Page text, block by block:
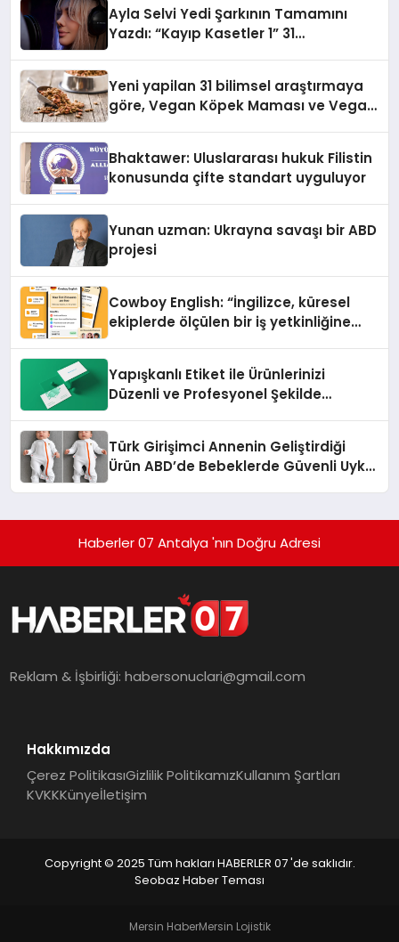
Ayla Selvi Yedi Şarkının Tamamını
Yazdı: “Kayıp Kasetler 1” 31
Yeni yapilan 31 bilimsel araştırmaya
göre, Vegan Köpek Maması ve Vegan
Bhaktawer: Uluslararası hukuk Filistin
konusunda çifte standart uyguluyor
Yunan uzman: Ukrayna savaşı bir ABD
projesi
Cowboy English: “İngilizce, küresel
ekiplerde ölçülen bir iş yetkinliğine
Yapışkanlı Etiket ile Ürünlerinizi
Düzenli ve Profesyonel Şekilde
Türk Girişimci Annenin Geliştirdiği
Ürün ABD’de Bebeklerde Güvenli Uyku
Haberler 07 Antalya 'nın Doğru Adresi
Reklam & İşbirliği:habersonuclari@gmail.com
Hakkımızda
Çerez PolitikasıGizlilik PolitikamızKullanım Şartları
KVKKKünyeİletişim
Copyright © 2025 Tüm hakları HABERLER 07 'de saklıdır.
Seobaz Haber Teması
Mersin HaberMersin Lojistik